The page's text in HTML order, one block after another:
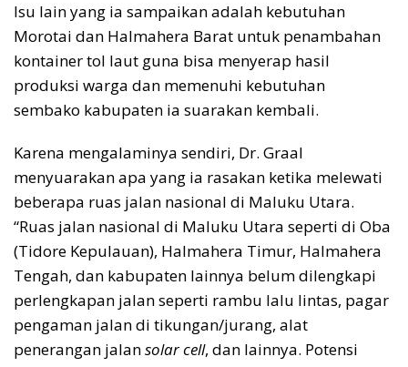
Isu lain yang ia sampaikan adalah kebutuhan
Morotai dan Halmahera Barat untuk penambahan
kontainer tol laut guna bisa menyerap hasil
produksi warga dan memenuhi kebutuhan
sembako kabupaten ia suarakan kembali.
Karena mengalaminya sendiri, Dr. Graal
menyuarakan apa yang ia rasakan ketika melewati
beberapa ruas jalan nasional di Maluku Utara.
“Ruas jalan nasional di Maluku Utara seperti di Oba
(Tidore Kepulauan), Halmahera Timur, Halmahera
Tengah, dan kabupaten lainnya belum dilengkapi
perlengkapan jalan seperti rambu lalu lintas, pagar
pengaman jalan di tikungan/jurang, alat
penerangan jalansolar cell, dan lainnya. Potensi